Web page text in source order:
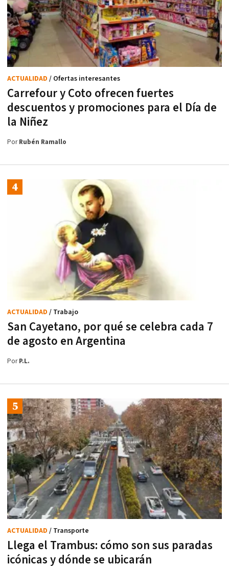
Carrefour y Coto ofrecen fuertes
descuentos y promociones para el Día de
la Niñez
ACTUALIDAD / Ofertas interesantes
PorRubén Ramallo
San Cayetano, por qué se celebra cada 7
de agosto en Argentina
ACTUALIDAD / Trabajo
PorP.L.
Llega el Trambus: cómo son sus paradas
icónicas y dónde se ubicarán
ACTUALIDAD / Transporte